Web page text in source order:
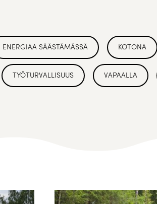
ENERGIAA SÄÄSTÄMÄSSÄ KOTONA
TYÖTURVALLISUUS VAPAALLA